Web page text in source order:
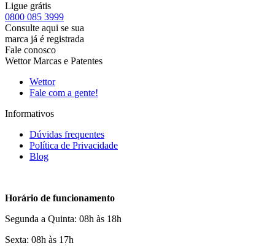
Ligue grátis
0800 085 3999
Consulte aqui se sua
marca já é registrada
Fale conosco
Wettor Marcas e Patentes
Wettor
Fale com a gente!
Informativos
Dúvidas frequentes
Política de Privacidade
Blog
Horário de funcionamento
Segunda a Quinta: 08h às 18h
Sexta: 08h às 17h